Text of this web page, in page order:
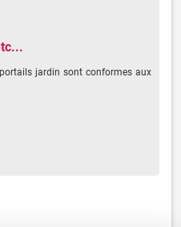
jardin sont conformes aux